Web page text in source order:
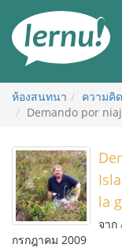
สารบัญ
ห้องสนทนา
ความคิ
Demando por
la
จาก
กรกฎาคม 2009